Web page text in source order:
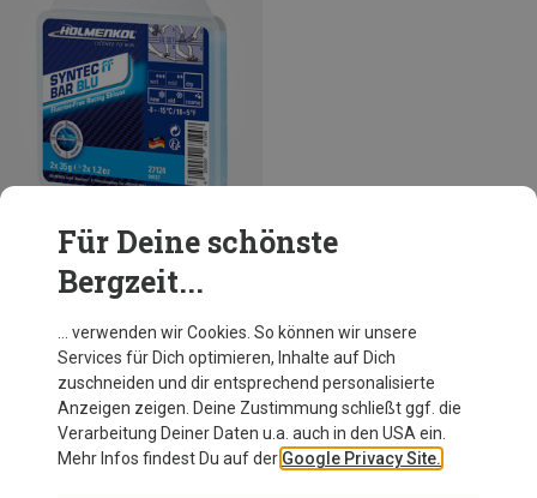
Du sparst bis 25%
Für Deine schönste
Bergzeit...
… verwenden wir Cookies. So können wir unsere
Services für Dich optimieren, Inhalte auf Dich
zuschneiden und dir entsprechend personalisierte
Anzeigen zeigen. Deine Zustimmung schließt ggf. die
Verarbeitung Deiner Daten u.a. auch in den USA ein.
Mehr Infos findest Du auf der Google Privacy Site.